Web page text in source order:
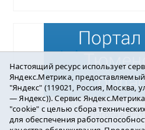
Погода в
Настоящий ресурс использует
Яндекс.Метрика,
"Яндекс" (119021, Россия, Москва,
— Яндекс)). Сервис
"cookie" с целью сбора
для обеспечения